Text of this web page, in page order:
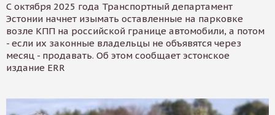
С октября 2025 года Транспортный департамент
Эстонии начнет изымать оставленные на парковке
возле КПП на российской границе автомобили, а потом
- если их законные владельцы не объявятся через
месяц - продавать. Об этом сообщает эстонское
издание ERR